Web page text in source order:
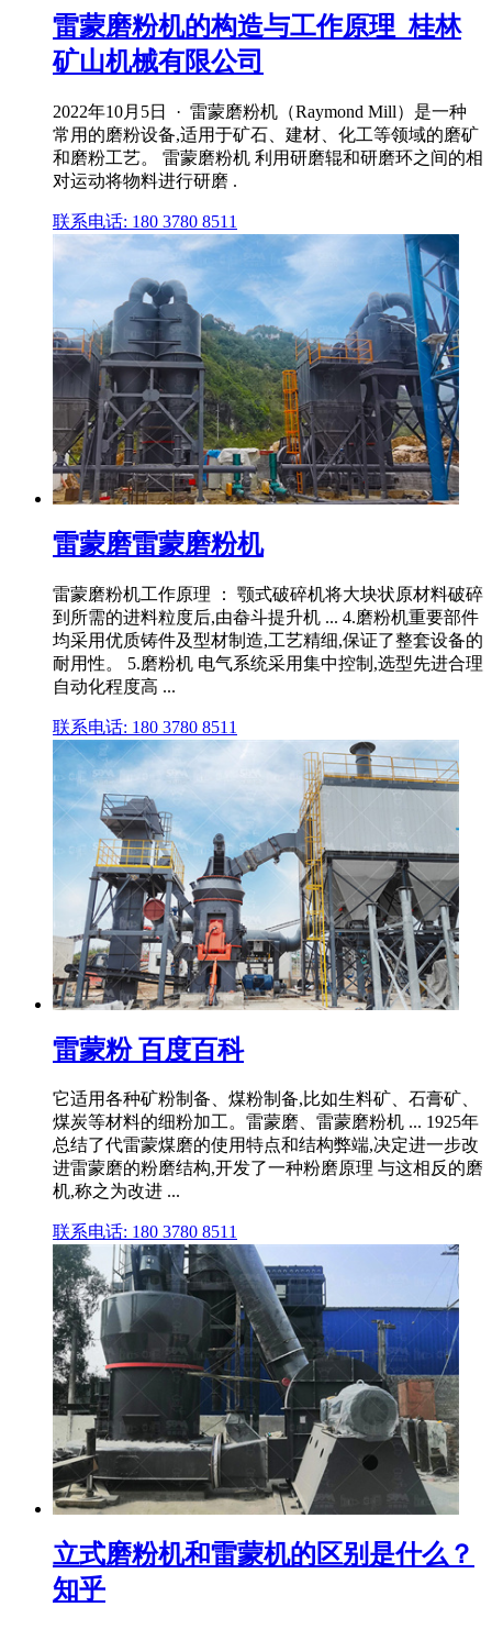
雷蒙磨粉机的构造与工作原理_桂林
矿山机械有限公司
2022年10月5日 · 雷蒙磨粉机（Raymond Mill）是一种
常用的磨粉设备,适用于矿石、建材、化工等领域的磨矿
和磨粉工艺。 雷蒙磨粉机 利用研磨辊和研磨环之间的相
对运动将物料进行研磨 .
联系电话: 180 3780 8511
雷蒙磨雷蒙磨粉机
雷蒙磨粉机工作原理 ： 颚式破碎机将大块状原材料破碎
到所需的进料粒度后,由畚斗提升机 ... 4.磨粉机重要部件
均采用优质铸件及型材制造,工艺精细,保证了整套设备的
耐用性。 5.磨粉机 电气系统采用集中控制,选型先进合理
自动化程度高 ...
联系电话: 180 3780 8511
雷蒙粉 百度百科
它适用各种矿粉制备、煤粉制备,比如生料矿、石膏矿、
煤炭等材料的细粉加工。雷蒙磨、雷蒙磨粉机 ... 1925年
总结了代雷蒙煤磨的使用特点和结构弊端,决定进一步改
进雷蒙磨的粉磨结构,开发了一种粉磨原理 与这相反的磨
机,称之为改进 ...
联系电话: 180 3780 8511
立式磨粉机和雷蒙机的区别是什么？
知乎